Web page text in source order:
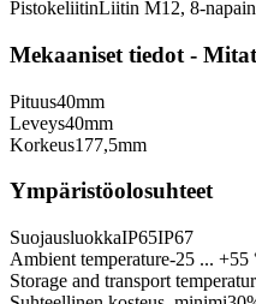
PistokeliitinLiitin M12, 8-
Mekaaniset tiedot - Mitat
Pituus40mm
Leveys40mm
Korkeus177,5mm
Ympäristöolosuhteet
SuojausluokkaIP65IP67
Ambient temperature-25 ... +55
Storage and transport